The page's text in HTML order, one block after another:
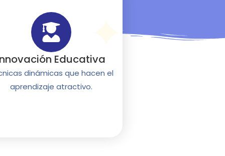
Educativa
dinámicas que hacen el
aprendizaje atractivo.